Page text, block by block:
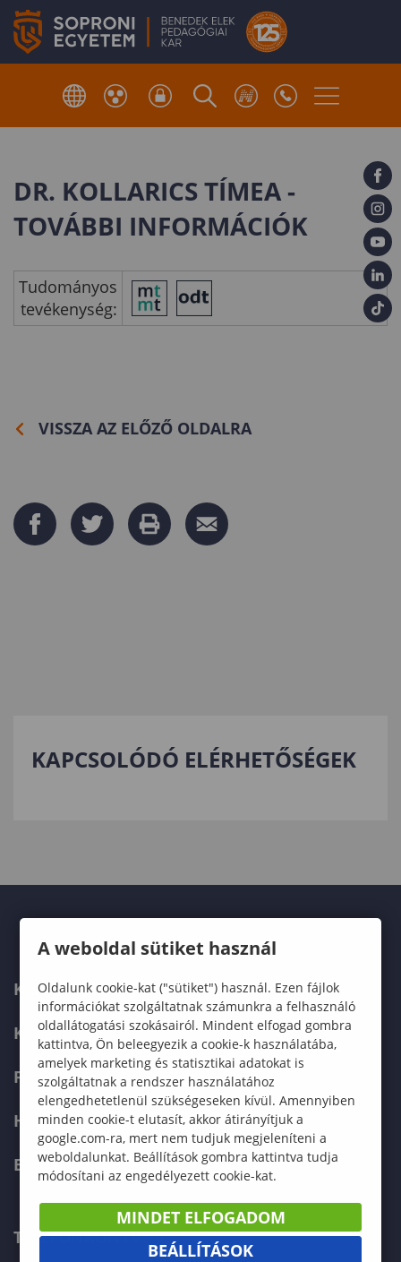
DR. KOLLARICS TÍMEA -
TOVÁBBI INFORMÁCIÓK
Tudományos
tevékenység:
VISSZA AZ ELŐZŐ OLDALRA
KAPCSOLÓDÓ ELÉRHETŐSÉGEK
KARUNK
KÉPZÉSEK
FELVÉTELIZŐKNEK
HALLGATÓKNAK
ERASMUS+
TELEFONKÖNYV
A weboldal sütiket használ
Oldalunk cookie-kat ("sütiket") használ. Ezen fájlok
információkat szolgáltatnak számunkra a felhasználó
oldallátogatási szokásairól. Mindent elfogad gombra
kattintva, Ön beleegyezik a cookie-k használatába,
amelyek marketing és statisztikai adatokat is
szolgáltatnak a rendszer használatához
elengedhetetlenül szükségeseken kívül. Amennyiben
minden cookie-t elutasít, akkor átirányítjuk a
google.com-ra, mert nem tudjuk megjeleníteni a
weboldalunkat. Beállítások gombra kattintva tudja
módosítani az engedélyezett cookie-kat.
MINDET ELFOGADOM
BEÁLLÍTÁSOK